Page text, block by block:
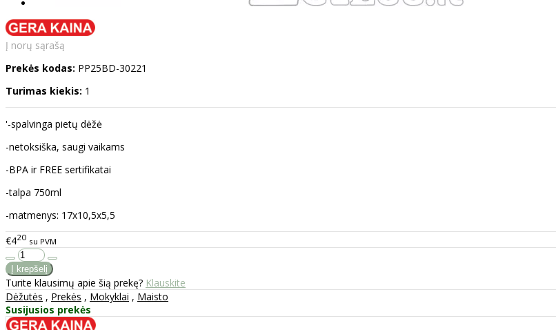
Į norų sąrašą
Prekės kodas: PP25BD-30221
Turimas kiekis: 1
'-spalvinga pietų dėžė
-netoksiška, saugi vaikams
-BPA ir FREE sertifikatai
-talpa 750ml
-matmenys: 17x10,5x5,5
€420 su PVM
Turite klausimų apie šią prekę? Klauskite
Dėžutės , Prekės , Mokyklai , Maisto
Susijusios prekės